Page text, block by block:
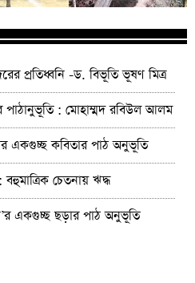
প্রতিধ্বনি -ড. বিভূতি ভূষণ মিত্র
পাঠানুভূতি : মোহাম্মদ রবিউল আলম
একগুচ্ছ কবিতার পাঠ অনুভূতি
চেতনায় ঋদ্ধ
একগুচ্ছ ছড়ার পাঠ অনুভূতি